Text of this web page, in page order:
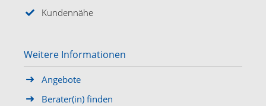
Kundennähe
Weitere Informationen
Angebote
Berater(in) finden